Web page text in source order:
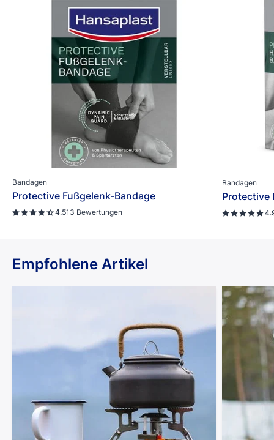
Bandagen
Protective Fußgelenk-Bandage
4.513 Bewertungen
Bandagen
Protective
Empfohlene Artikel